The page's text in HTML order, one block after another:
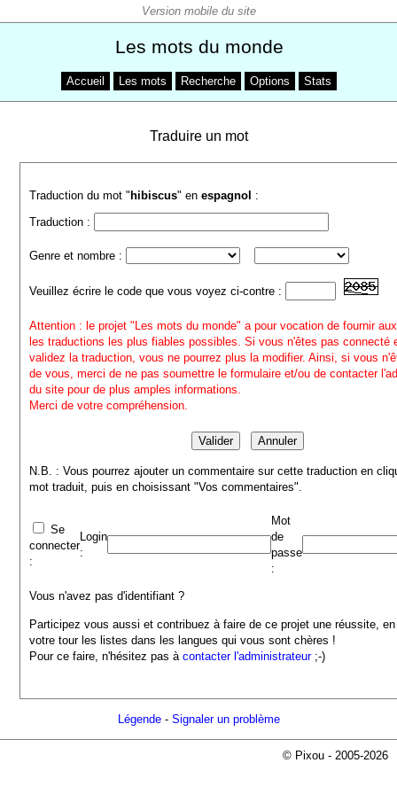
Les mots du monde
Accueil Les mots Recherche Options Stats
Traduire un mot
Traduction du mot " hibiscus" enespagnol :
Traduction :
Genre et nombre :
Veuillez écrire le code que vous voyez ci-contre :
Attention : le projet "Les mots du monde" a pour vocation de fournir
les traductions les plus fiables possibles. Si vous n'êtes pas connecté
validez la traduction, vous ne pourrez plus la modifier. Ainsi, si vous
de vous, merci de ne pas soumettre le formulaire et/ou de contacter
du site pour de plus amples informations.
Merci de votre compréhension.
N.B. : Vous pourrez ajouter un commentaire sur cette traduction en
mot traduit, puis en choisissant "Vos commentaires".
Se
connecter
:
Login
:
Mot
de
passe
:
Vous n'avez pas d'identifiant ?
Participez vous aussi et contribuez à faire de ce projet une réussite,
votre tour les listes dans les langues qui vous sont chères !
Pour ce faire, n'hésitez pas àcontacter l'administrateur;-)
Légende- Signaler un problème
© Pixou - 2005-2026